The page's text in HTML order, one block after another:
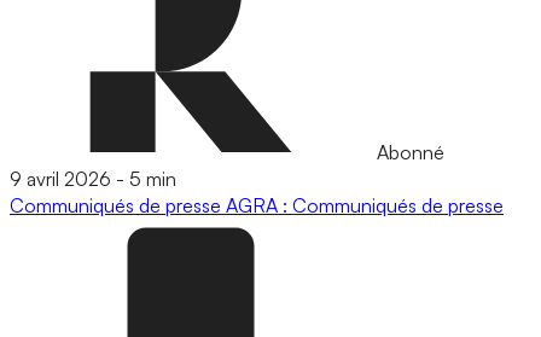
Abonné
9 avril 2026 - 5 min
Communiqués de presse AGRA : Communiqués de presse